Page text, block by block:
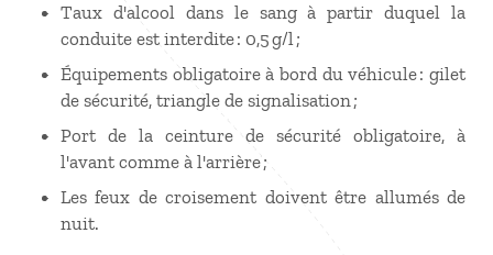
Taux d'alcool dans le sang à partir duquel la
conduite est interdite : 0,5 g/l ;
Équipements obligatoire à bord du véhicule : gilet
de sécurité, triangle de signalisation ;
Port de la ceinture de sécurité obligatoire, à
l'avant comme à l'arrière ;
Les feux de croisement doivent être allumés de
nuit.